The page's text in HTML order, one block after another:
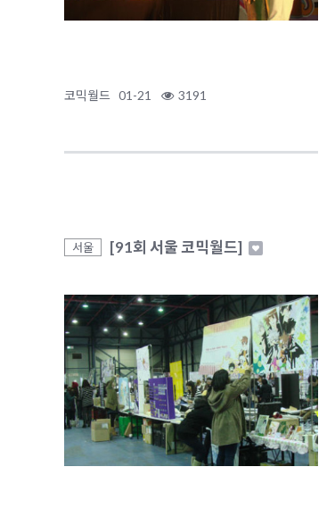
코믹월드 01-21 3191
서울 [91회 서울 코믹월드]